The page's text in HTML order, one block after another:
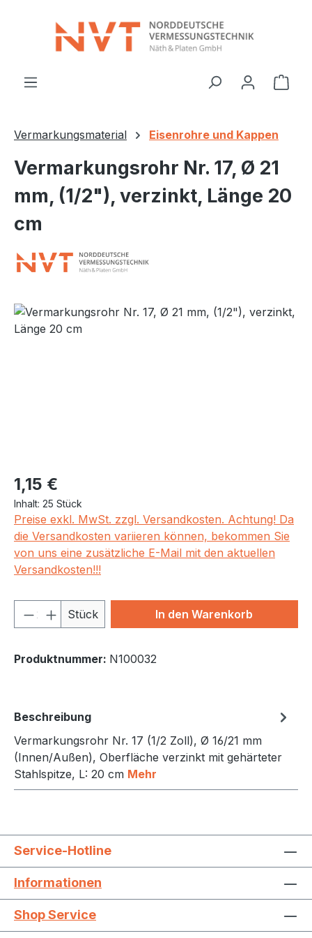
Vermarkungsmaterial Eisenrohre und Kappen
Vermarkungsrohr Nr. 17, Ø 21
mm, (1/2"), verzinkt, Länge 20
cm
Bildergalerie überspringen
Regulärer Preis:
1,15 €
Inhalt: 25 Stück
Preise exkl. MwSt. zzgl. Versandkosten. Achtung! Da
die Versandkosten variieren können, bekommen Sie
von uns eine zusätzliche E-Mail mit den aktuellen
Versandkosten!!!
Produkt Anzahl: Gib den
Stück In den Warenkorb
Produktnummer: N100032
Beschreibung
Vermarkungsrohr Nr. 17 (1/2 Zoll), Ø 16/21 mm
(Innen/Außen), Oberfläche verzinkt mit gehärteter
Stahlspitze, L: 20 cm Mehr
Service-Hotline
Informationen
Shop Service